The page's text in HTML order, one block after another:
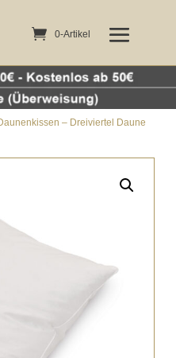
0-Artikel
– Dreiviertel Daune